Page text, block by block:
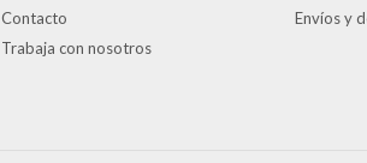
Contacto
Trabaja con nosotros
Envíos y